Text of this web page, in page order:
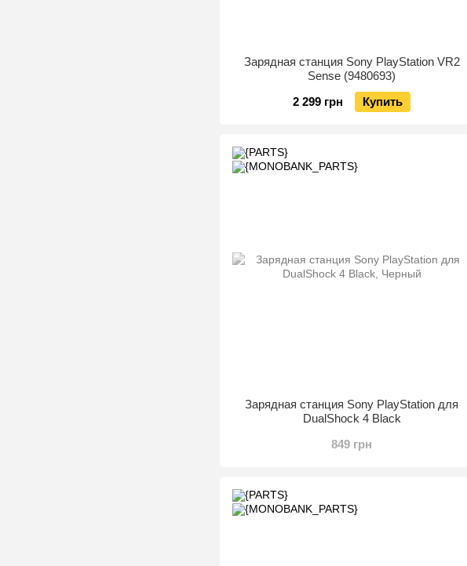
Зарядная станция Sony PlayStation VR2
Sense (9480693)
2 299 грн
Купить
Зарядная станция Sony PlayStation для
DualShock 4 Black
849 грн